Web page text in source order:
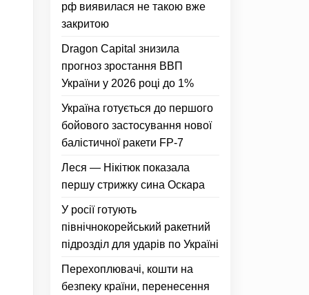
рф виявилася не такою вже
закритою
Dragon Capital знизила
прогноз зростання ВВП
України у 2026 році до 1%
Україна готується до першого
бойового застосування нової
балістичної ракети FP-7
Леся — Нікітюк показала
першу стрижку сина Оскара
У росії готують
північнокорейський ракетний
підрозділ для ударів по Україні
Перехоплювачі, кошти на
безпеку країни, перенесення